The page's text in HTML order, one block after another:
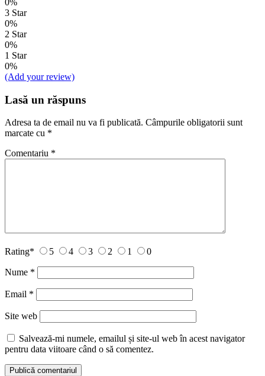
3 Star
0%
2 Star
0%
1 Star
0%
(Add your review)
Lasă un răspuns
Adresa ta de email nu va fi publicată. Câmpurile obligatorii sunt
marcate cu *
Comentariu *
Rating* 5 4 3 2 1 0
Nume *
Email *
Site web
Salvează-mi numele, emailul și site-ul web în acest navigator
pentru data viitoare când o să comentez.